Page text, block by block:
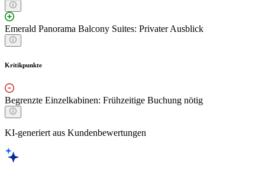
Emerald Panorama Balcony Suites: Privater Ausblick
Kritikpunkte
Begrenzte Einzelkabinen: Frühzeitige Buchung nötig
KI-generiert aus Kundenbewertungen